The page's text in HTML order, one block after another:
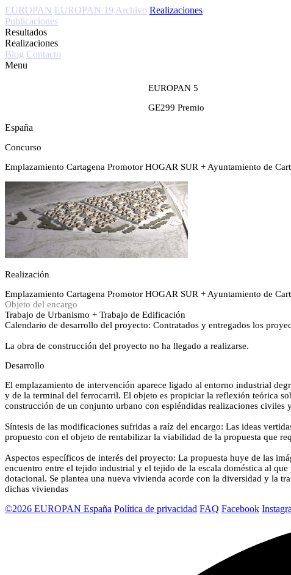
EUROPAN EUROPAN 19 Archivo Realizaciones
Publicaciones
Resultados
Realizaciones
Blog Contacto
Menu
EUROPAN 5
GE299 Premio
España
Concurso
Emplazamiento Cartagena Promotor HOGAR SUR + Ayuntamiento de
Realización
Emplazamiento Cartagena Promotor HOGAR SUR + Ayuntamiento de
Objeto del encargo
Trabajo de Urbanismo + Trabajo de Edificación
Calendario de desarrollo del proyecto: Contratados y entregados los
La obra de construcción del proyecto no ha llegado a realizarse.
Desarrollo
El emplazamiento de intervención aparece ligado al entorno industrial
y de la terminal del ferrocarril. El objeto es propiciar la reflexión teórica
construcción de un conjunto urbano con espléndidas realizaciones
Síntesis de las modificaciones sufridas a raíz del encargo: Las ideas
propuesto con el objeto de rentabilizar la viabilidad de la propuesta que
Aspectos específicos de interés del proyecto: La propuesta huye de las
encuentro entre el tejido industrial y el tejido de la escala doméstica al
dotacional. Se plantea una nueva vivienda acorde con la diversidad y la
dichas viviendas
©2026 EUROPAN España Política de privacidad FAQ Facebook